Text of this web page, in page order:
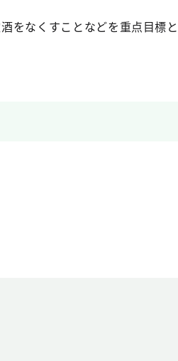
をなくすことなどを重点目標